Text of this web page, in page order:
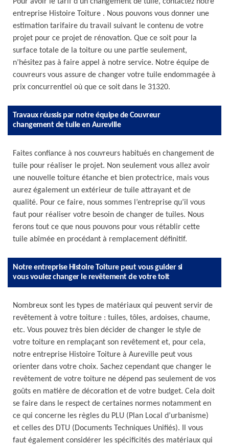
entreprise Histoire Toiture . Nous pouvons vous donner une
estimation tarifaire du travail suivant le contenu de votre
projet pour ce projet de rénovation. Que ce soit pour la
surface totale de la toiture ou une partie seulement,
n’hésitez pas à faire appel à notre service. Notre équipe de
couvreurs vous assure de changer votre tuile endommagée à
prix concurrentiel où que ce soit dans le 31320.
Travaux réussis par notre équipe de Couvreur
changement de tuile en Aureville
Faites confiance à nos couvreurs habitués en changement de
tuile pour réaliser le projet. Non seulement vous allez avoir
une nouvelle toiture étanche et bien protectrice, mais vous
aurez également un extérieur de tuile attrayant et de
qualité. Pour ce faire, nous sommes l’entreprise qu’il vous
faut pour réaliser votre besoin de changer de tuiles. Nous
ferons tout ce que nous pouvons pour vous rétablir cette
tuile abîmée en procédant à remplacement définitif.
Notre entreprise Histoire Toiture peut vous guider si
vous voulez changer le revêtement de votre toit
Nombreux sont les types de matériaux qui peuvent servir de
revêtement à votre toiture : tuiles, tôles, ardoises, chaume,
etc. Vous pouvez très bien décider de changer le style de
votre toiture en remplaçant son revêtement et, pour cela,
notre entreprise Histoire Toiture à Aureville peut vous
orienter dans votre choix. Sachez cependant que changer le
revêtement de votre toiture ne dépend pas seulement de vos
goûts en matière de décoration et de votre budget. Cela doit
se faire dans le respect de certaines normes notamment en
ce qui concerne les règles du PLU (Plan Local d’urbanisme)
et celles des DTU (Documents Techniques Unifiés). Il vous
faut également considérer les spécificités des matériaux qui